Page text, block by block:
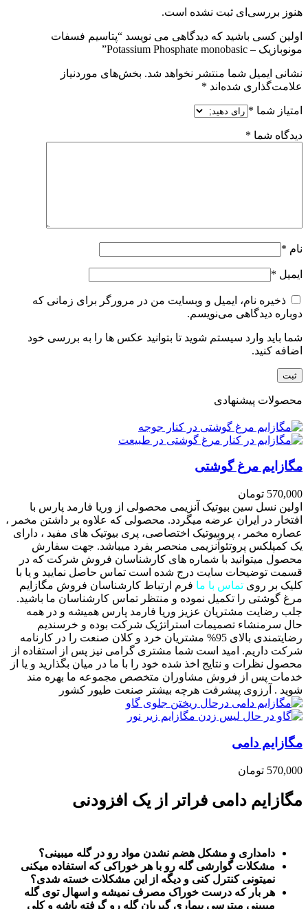
هنوز بررسی‌ای ثبت نشده است.
اولین کسی باشید که دیدگاهی می نویسد “پتاسیم فسفات
مونوبازیک – Potassium Phosphate monobasic”
نشانی ایمیل شما منتشر نخواهد شد. بخش‌های موردنیاز
علامت‌گذاری شده‌اند *
امتیاز شما *
دیدگاه شما *
نام *
ایمیل *
ذخیره نام، ایمیل و وبسایت من در مرورگر برای زمانی که
دوباره دیدگاهی می‌نویسم.
شما باید وارد سیستم شوید تا بتوانید عکس ها را به بررسی خود
اضافه کنید.
محصولات پیشنهادی
مگازایم مرغ گوشتی
570,000 تومان
اولین نسل سین بیوتیک آنزیمی محصولی از وریا فارمد پارس با
افتخار در ایران عرضه میگردد. محصولی که علاوه بر داشتن مخمر ،
عصاره مخمر ، پروبیوتیک اختصاصی، پری بیوتیک های مفید ، دارای
یک کمپلکس پروتئوآنزیمی منحصر بفرد میباشد. جهت سفارش
محصول میتوانید با شماره های کارشناسان فروش شرکت که در
قسمت توضیحات سایت درج شده است تماس حاصل نمایید و یا با
کلیک بر روی تماس با ما فرم ارتباط کارشناسان فروش مگازایم
مرغ گوشتی را تکمیل نموده و منتظر تماس کارشناسان ما باشید.
جلب رضایت مشتریان عزیز وریا فارمد پارس همیشه و در همه
حال سرمنشاء تصمیمات استراتژیک شرکت بوده و خرسندیم
رضایتمندی بالای 95% مشتریان خرد و کلان صنعت را در کارنامه
شرکت داریم. امید است شما مشتری گرامی نیز پس از استفاده از
محصول نظرات و نتایج اخذ شده خود را با ما در میان بگذارید و یا از
خدمات پس از فروش مشاوران متخصص مجموعه ما بهره مند
شوید . آرزوی پیشرفت هرچه بیشتر صنعت طیور کشور
مگازایم دامی
570,000 تومان
مگازایم دامی فراتر از یک افزودنی
دامداری و مشکل هضم نشدن مواد رو در گله میبینی؟
مشکلات گوارشی گله رو با هر خوراکی که استفاده میکنی
نمیتونی کنترل کنی و دیگه از این مشکلات خسته شدی؟
هر بار که درست خوراک مصرف نمیشه و اسهال توی گله
میبینی میترسی بیماری گیربان گله رو گرفته باشه و کلی